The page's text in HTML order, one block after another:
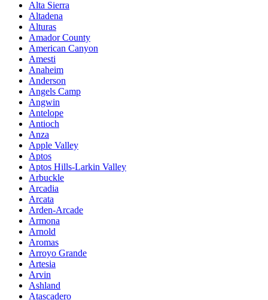
Alta Sierra
Altadena
Alturas
Amador County
American Canyon
Amesti
Anaheim
Anderson
Angels Camp
Angwin
Antelope
Antioch
Anza
Apple Valley
Aptos
Aptos Hills-Larkin Valley
Arbuckle
Arcadia
Arcata
Arden-Arcade
Armona
Arnold
Aromas
Arroyo Grande
Artesia
Arvin
Ashland
Atascadero